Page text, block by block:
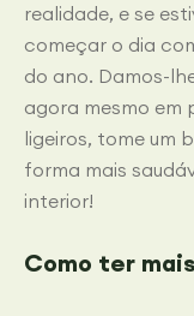
realidade, e se
começar o dia
do ano. Damos-
agora mesmo em
ligeiros, tome um
forma mais
interior!
Como ter